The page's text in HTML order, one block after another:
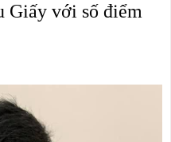
Giấy với số điểm